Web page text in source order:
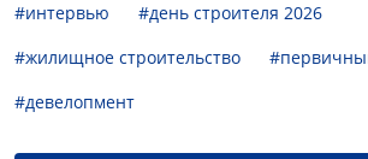
#интервью
#день строителя 2026
#жилищное строительство
#девелопмент